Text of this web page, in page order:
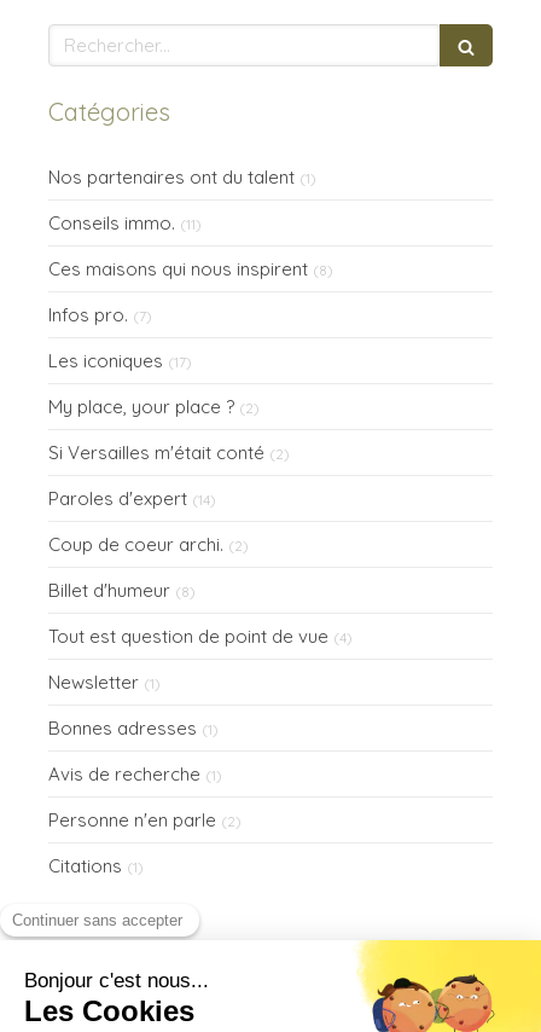
Rechercher
Catégories
Nos partenaires ont du talent (1)
Conseils immo. (11)
Ces maisons qui nous inspirent (8)
Infos pro. (7)
Les iconiques (17)
My place, your place ? (2)
Si Versailles m'était conté (2)
Paroles d'expert (14)
Coup de coeur archi. (2)
Billet d'humeur (8)
Tout est question de point de vue (4)
Newsletter (1)
Bonnes adresses (1)
Avis de recherche (1)
Personne n'en parle (2)
Citations (1)